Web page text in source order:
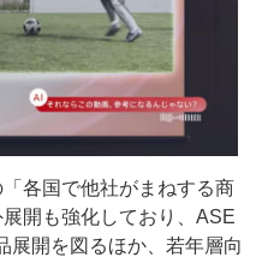
各国で他社がまねする商
開も強化しており、ASE
展開を図るほか、若年層向